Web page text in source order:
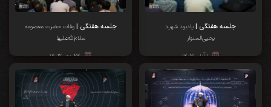
جلسه هفتگی | یادبود شهید
یحیی‌السنوار
۱ آبان ۱۴۰۳
جلسه هفتگی |وفات حضرت معصومه
سلام‌الله‌علیها
۲۴ مهر ۱۴۰۳